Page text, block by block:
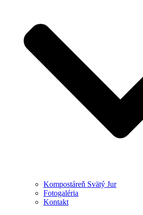
Kompostáreň Svätý Jur
Fotogaléria
Kontakt